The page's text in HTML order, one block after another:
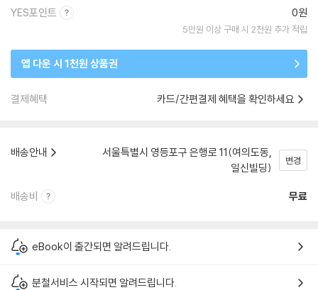
YES포인트 0원
5만원 이상 구매 시 2천원 추가 적립
앱 다운 시 1천원 상품권
결제혜택 카드/간편결제 혜택을 확인하세요
배송안내
서울특별시 영등포구 은행로 11(여의도동,
일신빌딩)
변경
배송비 무료
eBook이 출간되면 알려드립니다.
분철서비스 시작되면 알려드립니다.